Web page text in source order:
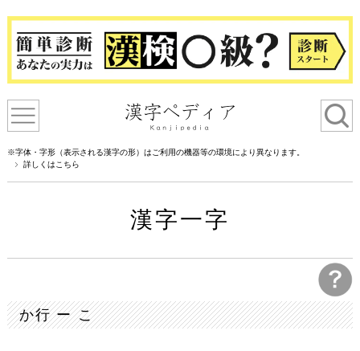
※字体・字形（表示される漢字の形）はご利用の機器等の環境により異なります。
詳しくはこちら
漢字一字
か行 ー こ